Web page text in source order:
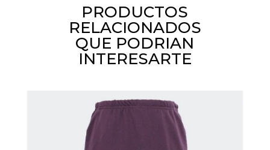
PRODUCTOS
RELACIONADOS
QUE PODRIAN
INTERESARTE